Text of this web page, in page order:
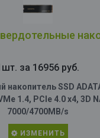
за 16956 руб.
SSD
1.4, PCIe 4.0 x4, 3D
7000/4700MB/s
ИЗМЕНИТЬ